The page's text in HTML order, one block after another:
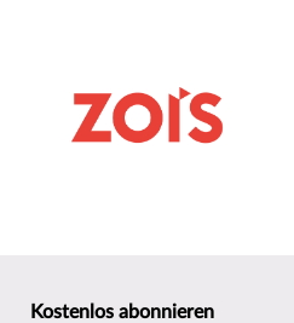
Kostenlos abonnieren